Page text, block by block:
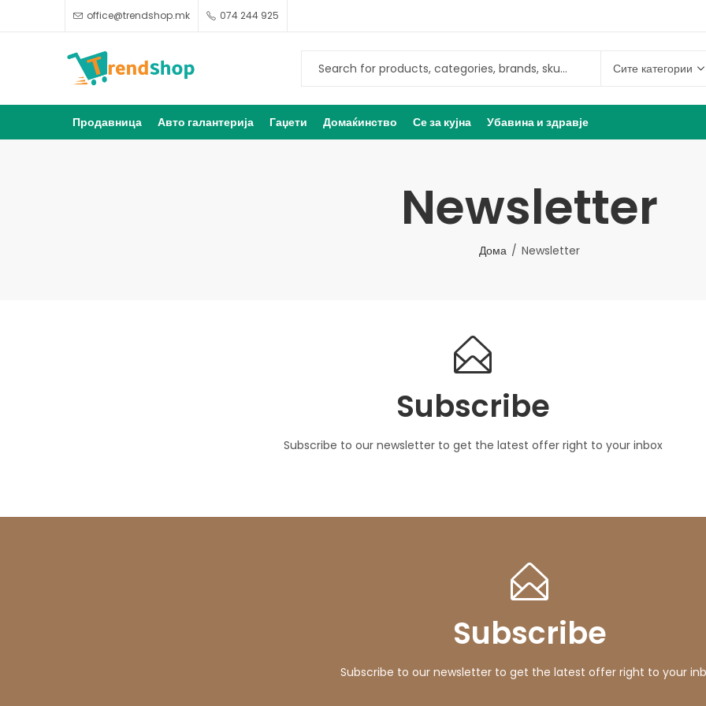
office@trendshop.mk 074 244 925
Продавница Авто галантерија Гаџети Домаќинство Се за кујна Убавина и здравје
Newsletter
Дома Newsletter
Subscribe
Subscribe to our newsletter to get the latest offer right to your inbox
Subscribe
Subscribe to our newsletter to get the latest offer right to your